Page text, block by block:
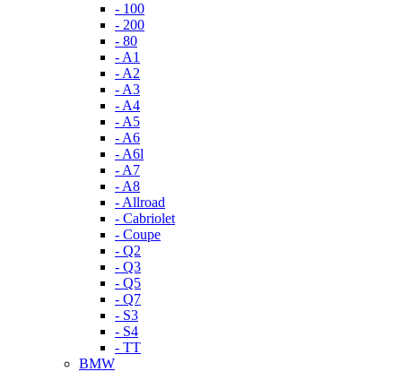
- 100
- 200
- 80
- A1
- A2
- A3
- A4
- A5
- A6
- A6l
- A7
- A8
- Allroad
- Cabriolet
- Coupe
- Q2
- Q3
- Q5
- Q7
- S3
- S4
- TT
BMW